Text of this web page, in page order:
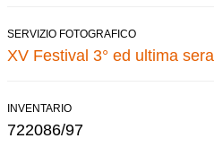
SERVIZIO FOTOGRAFICO
XV Festival 3° ed ultima
INVENTARIO
722086/97